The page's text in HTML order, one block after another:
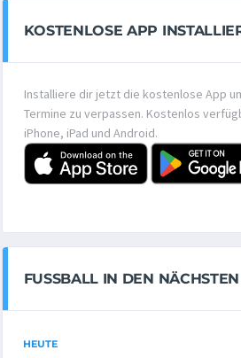
KOSTENLOSE APP
Installiere dir jetzt die kostenlose App
Termine zu verpassen. Kostenlos
iPhone, iPad und Android.
FUSSBALL IN DEN NÄCHSTEN
HEUTE